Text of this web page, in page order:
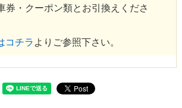
券・クーポン類とお引換えくださ
コチラ よりご参照下さい。